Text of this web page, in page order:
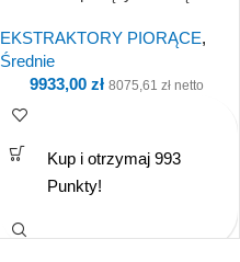
EKSTRAKTORY PIORĄCE,
Średnie
9933,00 zł 8075,61 złnetto
Kup i otrzymaj 993
Punkty!